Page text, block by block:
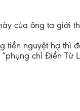
của ông ta giới
tiền nguyệt hạ thì
chỉ Điền Từ